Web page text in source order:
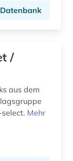
/
aus dem
Mehr